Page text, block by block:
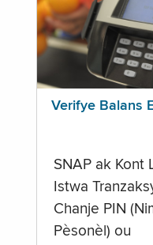
Verifye Balans
SNAP ak Kont
Istwa
Chanje PIN
Pèsonèl) ou